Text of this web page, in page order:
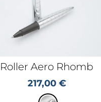
Roller Aero Rhomb
217,00 €